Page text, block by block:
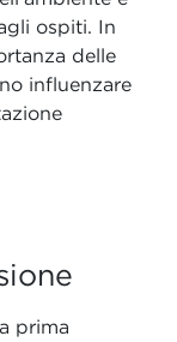
ospiti. In
delle
influenzare
prima